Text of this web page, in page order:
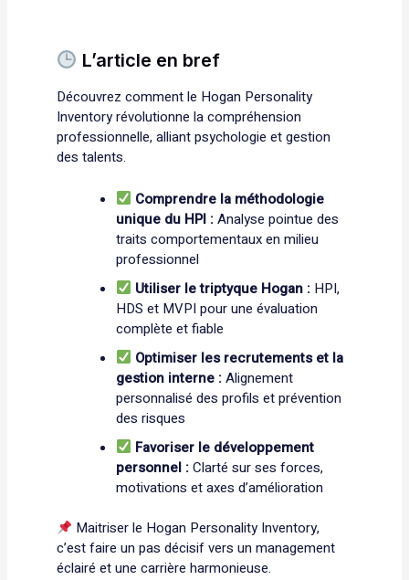
L’article en bref
Découvrez comment le Hogan Personality
Inventory révolutionne la compréhension
professionnelle, alliant psychologie et gestion
des talents.
Comprendre la méthodologie
unique du HPI :Analyse pointue des
traits comportementaux en milieu
professionnel
Utiliser le triptyque Hogan : HPI,
HDS et MVPI pour une évaluation
complète et fiable
Optimiser les recrutements et la
gestion interne :Alignement
personnalisé des profils et prévention
des risques
Favoriser le développement
personnel :Clarté sur ses forces,
motivations et axes d’amélioration
Maitriser le Hogan Personality Inventory,
c’est faire un pas décisif vers un management
éclairé et une carrière harmonieuse.